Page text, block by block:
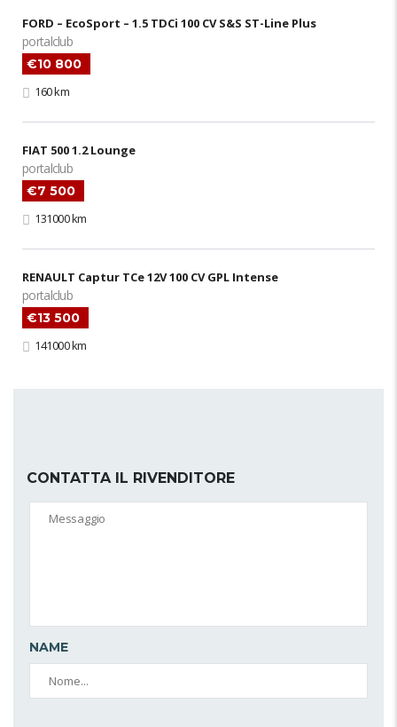
FORD – EcoSport – 1.5 TDCi 100 CV S&S ST-Line Plus
portalclub
€10 800
160 km
FIAT 500 1.2 Lounge
portalclub
€7 500
131000 km
RENAULT Captur TCe 12V 100 CV GPL Intense
portalclub
€13 500
141000 km
CONTATTA IL RIVENDITORE
NAME